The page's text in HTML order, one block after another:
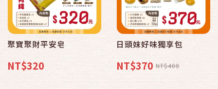
聚寶聚財平安皂
NT$320
日頭妹好味獨享包
NT$370 NT$400